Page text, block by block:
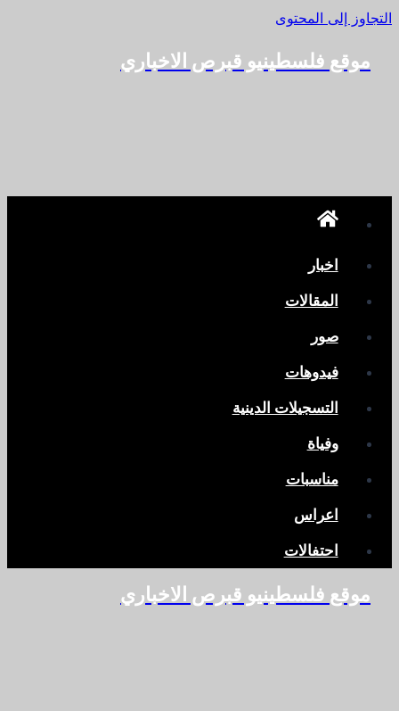
التجاوز إلى المحتوى
موقع فلسطينيو قبرص الاخباري
اخبار
المقالات
صور
فيدوهات
التسجيلات الدينية
وفياة
مناسبات
اعراس
احتفالات
موقع فلسطينيو قبرص الاخباري